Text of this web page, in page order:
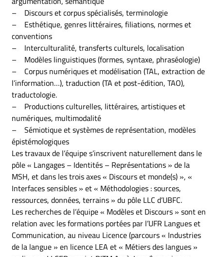
– Discours et corpus spécialisés, terminologie
– Esthétique, genres littéraires, filiations, normes et
conventions
– Interculturalité, transferts culturels, localisation
– Modèles linguistiques (formes, syntaxe, phraséologie)
– Corpus numériques et modélisation (TAL, extraction de
l’information…), traduction (TA et post-édition, TAO),
traductologie.
– Productions culturelles, littéraires, artistiques et
numériques, multimodalité
– Sémiotique et systèmes de représentation, modèles
épistémologiques
Les travaux de l’équipe s’inscrivent naturellement dans le
pôle « Langages – Identités – Représentations » de la
MSH, et dans les trois axes « Discours et monde(s) », «
Interfaces sensibles » et « Méthodologies : sources,
ressources, données, terrains » du pôle LLC d’UBFC.
Les recherches de l’équipe « Modèles et Discours » sont en
relation avec les formations portées par l’UFR Langues et
Communication, au niveau Licence (parcours « Industries
de la langue » en licence LEA et « Métiers des langues »